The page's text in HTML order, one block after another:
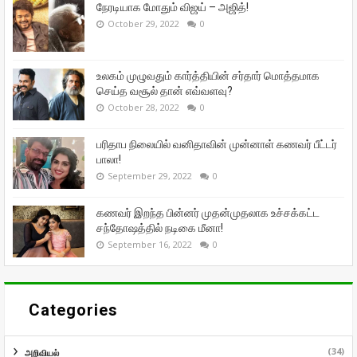
நேரடியாக மோதும் விஜய் – அஜித்!
October 29, 2022 0
உலகம் முழுவதும் கார்த்தியின் சர்தார் மொத்தமாக
செய்த வசூல் தான் எவ்வளவு?
October 28, 2022 0
பரிதாப நிலையில் வனிதாவின் முன்னாள் கணவர் பீட்டர்
பாலா!
September 29, 2022 0
கணவர் இறந்த பின்னர் முதன்முதலாக உச்சக்கட்ட
சந்தோஷத்தில் நடிகை மீனா!
September 16, 2022 0
Categories
அறிவியல் (34)